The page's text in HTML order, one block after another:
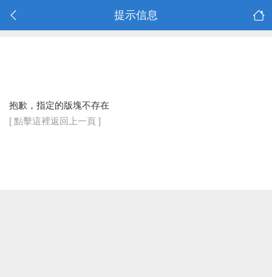
提示信息
抱歉，指定的版塊不存在
[ 點擊這裡返回上一頁 ]